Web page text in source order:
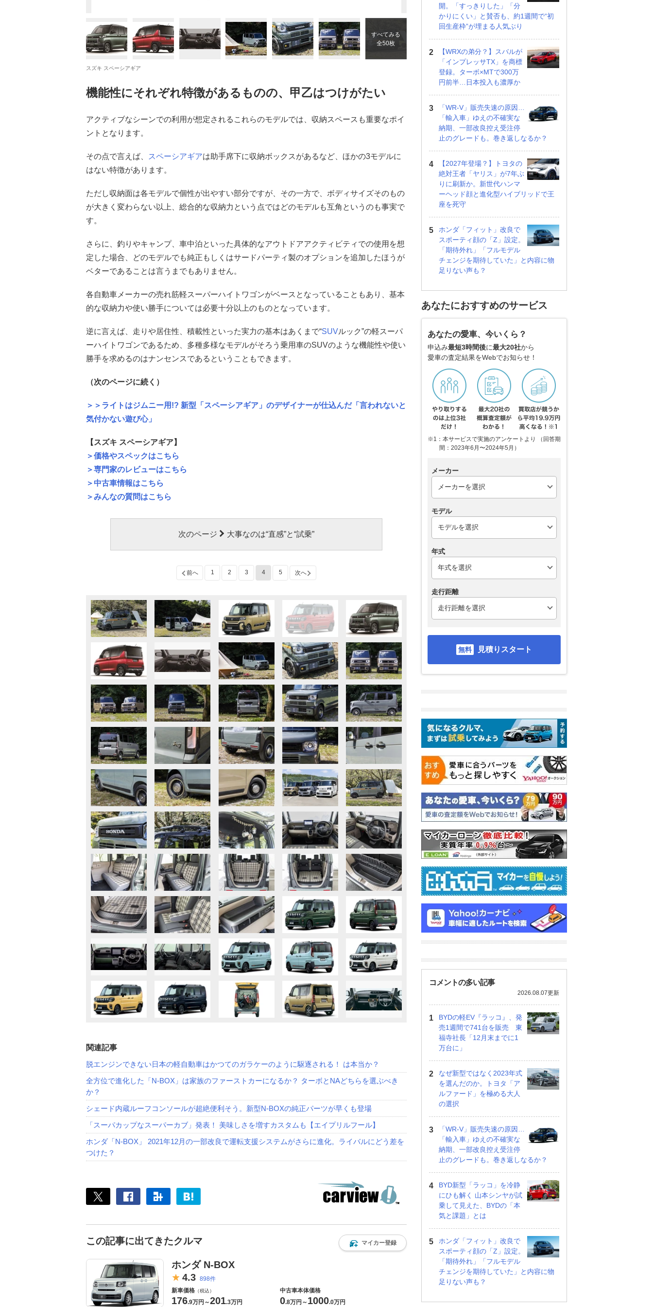
すべてみる
全50枚
スズキ スペーシアギア
機能性にそれぞれ特徴があるものの、甲乙はつけがたい
アクティブなシーンでの利用が想定されるこれらのモデルでは、収納スペースも重要なポイ
ントとなります。
その点で言えば、 スペーシアギアは助手席下に収納ボックスがあるなど、ほかの3モデルに
はない特徴があります。
ただし収納面は各モデルで個性が出やすい部分ですが、その一方で、ボディサイズそのもの
が大きく変わらない以上、総合的な収納力という点ではどのモデルも互角というのも事実で
す。
さらに、釣りやキャンプ、車中泊といった具体的なアウトドアアクティビティでの使用を想
定した場合、どのモデルでも純正もしくはサードパーティ製のオプションを追加したほうが
ベターであることは言うまでもありません。
各自動車メーカーの売れ筋軽スーパーハイトワゴンがベースとなっていることもあり、基本
的な収納力や使い勝手については必要十分以上のものとなっています。
逆に言えば、走りや居住性、積載性といった実力の基本はあくまで“SUVルック”の軽スーパ
ーハイトワゴンであるため、多種多様なモデルがそろう乗用車のSUVのような機能性や使い
勝手を求めるのはナンセンスであるということもできます。
（次のページに続く）
＞＞ライトはジムニー用!? 新型「スペーシアギア」のデザイナーが仕込んだ「言われないと
気付かない遊び心」
【スズキ スペーシアギア】
＞価格やスペックはこちら
＞専門家のレビューはこちら
＞中古車情報はこちら
＞みんなの質問はこちら
次のページ 大事なのは“直感”と“試乗”
前へ 1 2 3 4 5 次へ
関連記事
脱エンジンできない日本の軽自動車はかつてのガラケーのように駆逐される！ は本当か？
全方位で進化した「N-BOX」は家族のファーストカーになるか？ ターボとNAどちらを選ぶべき
か？
シェード内蔵ルーフコンソールが超絶便利そう。新型N-BOXの純正パーツが早くも登場
「スーパカップなスーパーカブ」発表！ 美味しさを増すカスタムも【エイプリルフール】
ホンダ「N-BOX」 2021年12月の一部改良で運転支援システムがさらに進化。ライバルにどう差を
つけた？
この記事に出てきたクルマ マイカー登録
ホンダ N-BOX
4.3 898件
新車価格 （税込）
176.9万円 ～201.3万円
中古車本体価格
0.8万円 ～ 1000.0万円
開。「すっきりした」「分
かりにくい」と賛否も、約1週間で“初
回生産枠”が埋まる人気ぶり
【WRXの弟分？】スバルが
「インプレッサTX」を商標
登録。ターボ×MTで300万
円前半…日本投入も濃厚か
「WR-V」販売失速の原因…
「輸入車」ゆえの不確実な
納期、一部改良控え受注停
止のグレードも。巻き返しなるか？
【2027年登場？】トヨタの
絶対王者「ヤリス」が7年ぶ
りに刷新か。新世代ハンマ
ーヘッド顔と進化型ハイブリッドで王
座を死守
ホンダ「フィット」改良で
スポーティ顔の「Z」設定。
「期待外れ」「フルモデル
チェンジを期待していた」と内容に物
足りない声も？
あなたにおすすめのサービス
あなたの愛車、今いくら？
申込み最短3時間後に最大20社から
愛車の査定結果をWebでお知らせ！
※1：本サービスで実施のアンケートより （回答期
間：2023年6月〜2024年5月）
メーカー
モデル
年式
走行距離
見積りスタート
コメントの多い記事
2026.08.07更新
BYDの軽EV『ラッコ』、発
売1週間で741台を販売 東
福寺社長「12月末までに1
万台に」
なぜ新型ではなく2023年式
を選んだのか。トヨタ「ア
ルファード」を極める大人
の選択
「WR-V」販売失速の原因…
「輸入車」ゆえの不確実な
納期、一部改良控え受注停
止のグレードも。巻き返しなるか？
BYD新型「ラッコ」を冷静
にひも解く 山本シンヤが試
乗して見えた、BYDの「本
気と課題」とは
ホンダ「フィット」改良で
スポーティ顔の「Z」設定。
「期待外れ」「フルモデル
チェンジを期待していた」と内容に物
足りない声も？